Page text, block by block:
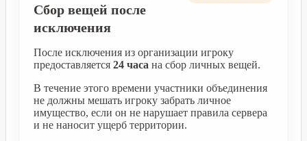
Сбор вещей после
исключения
После исключения из организации игроку
предоставляется 24 часа на сбор личных вещей.
В течение этого времени участники объединения
не должны мешать игроку забрать личное
имущество, если он не нарушает правила сервера
и не наносит ущерб территории.